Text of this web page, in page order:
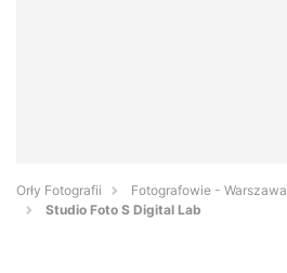
Orły Fotografii
Fotografowie - Warszawa
Studio Foto S Digital Lab